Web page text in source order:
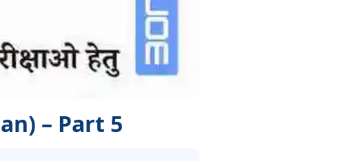
– Part 5